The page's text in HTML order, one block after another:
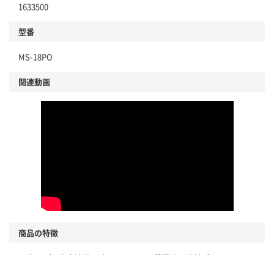
1633500
型番
MS-18PO
関連動画
商品の特徴